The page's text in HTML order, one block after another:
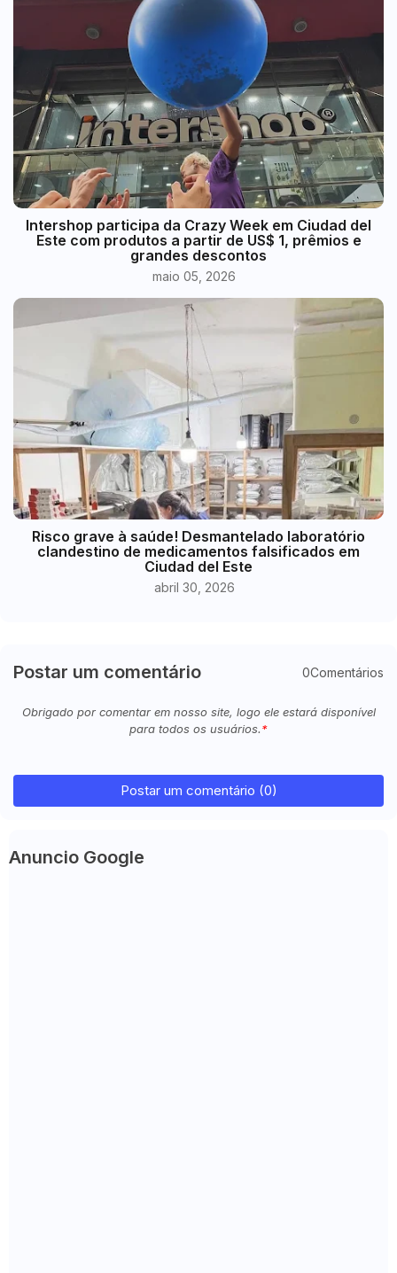
Intershop participa da Crazy Week em Ciudad del
Este com produtos a partir de US$ 1, prêmios e
grandes descontos
maio 05, 2026
Risco grave à saúde! Desmantelado laboratório
clandestino de medicamentos falsificados em
Ciudad del Este
abril 30, 2026
Postar um comentário 0Comentários
Obrigado por comentar em nosso site, logo ele estará disponível
para todos os usuários.
Postar um comentário (0)
Anuncio Google